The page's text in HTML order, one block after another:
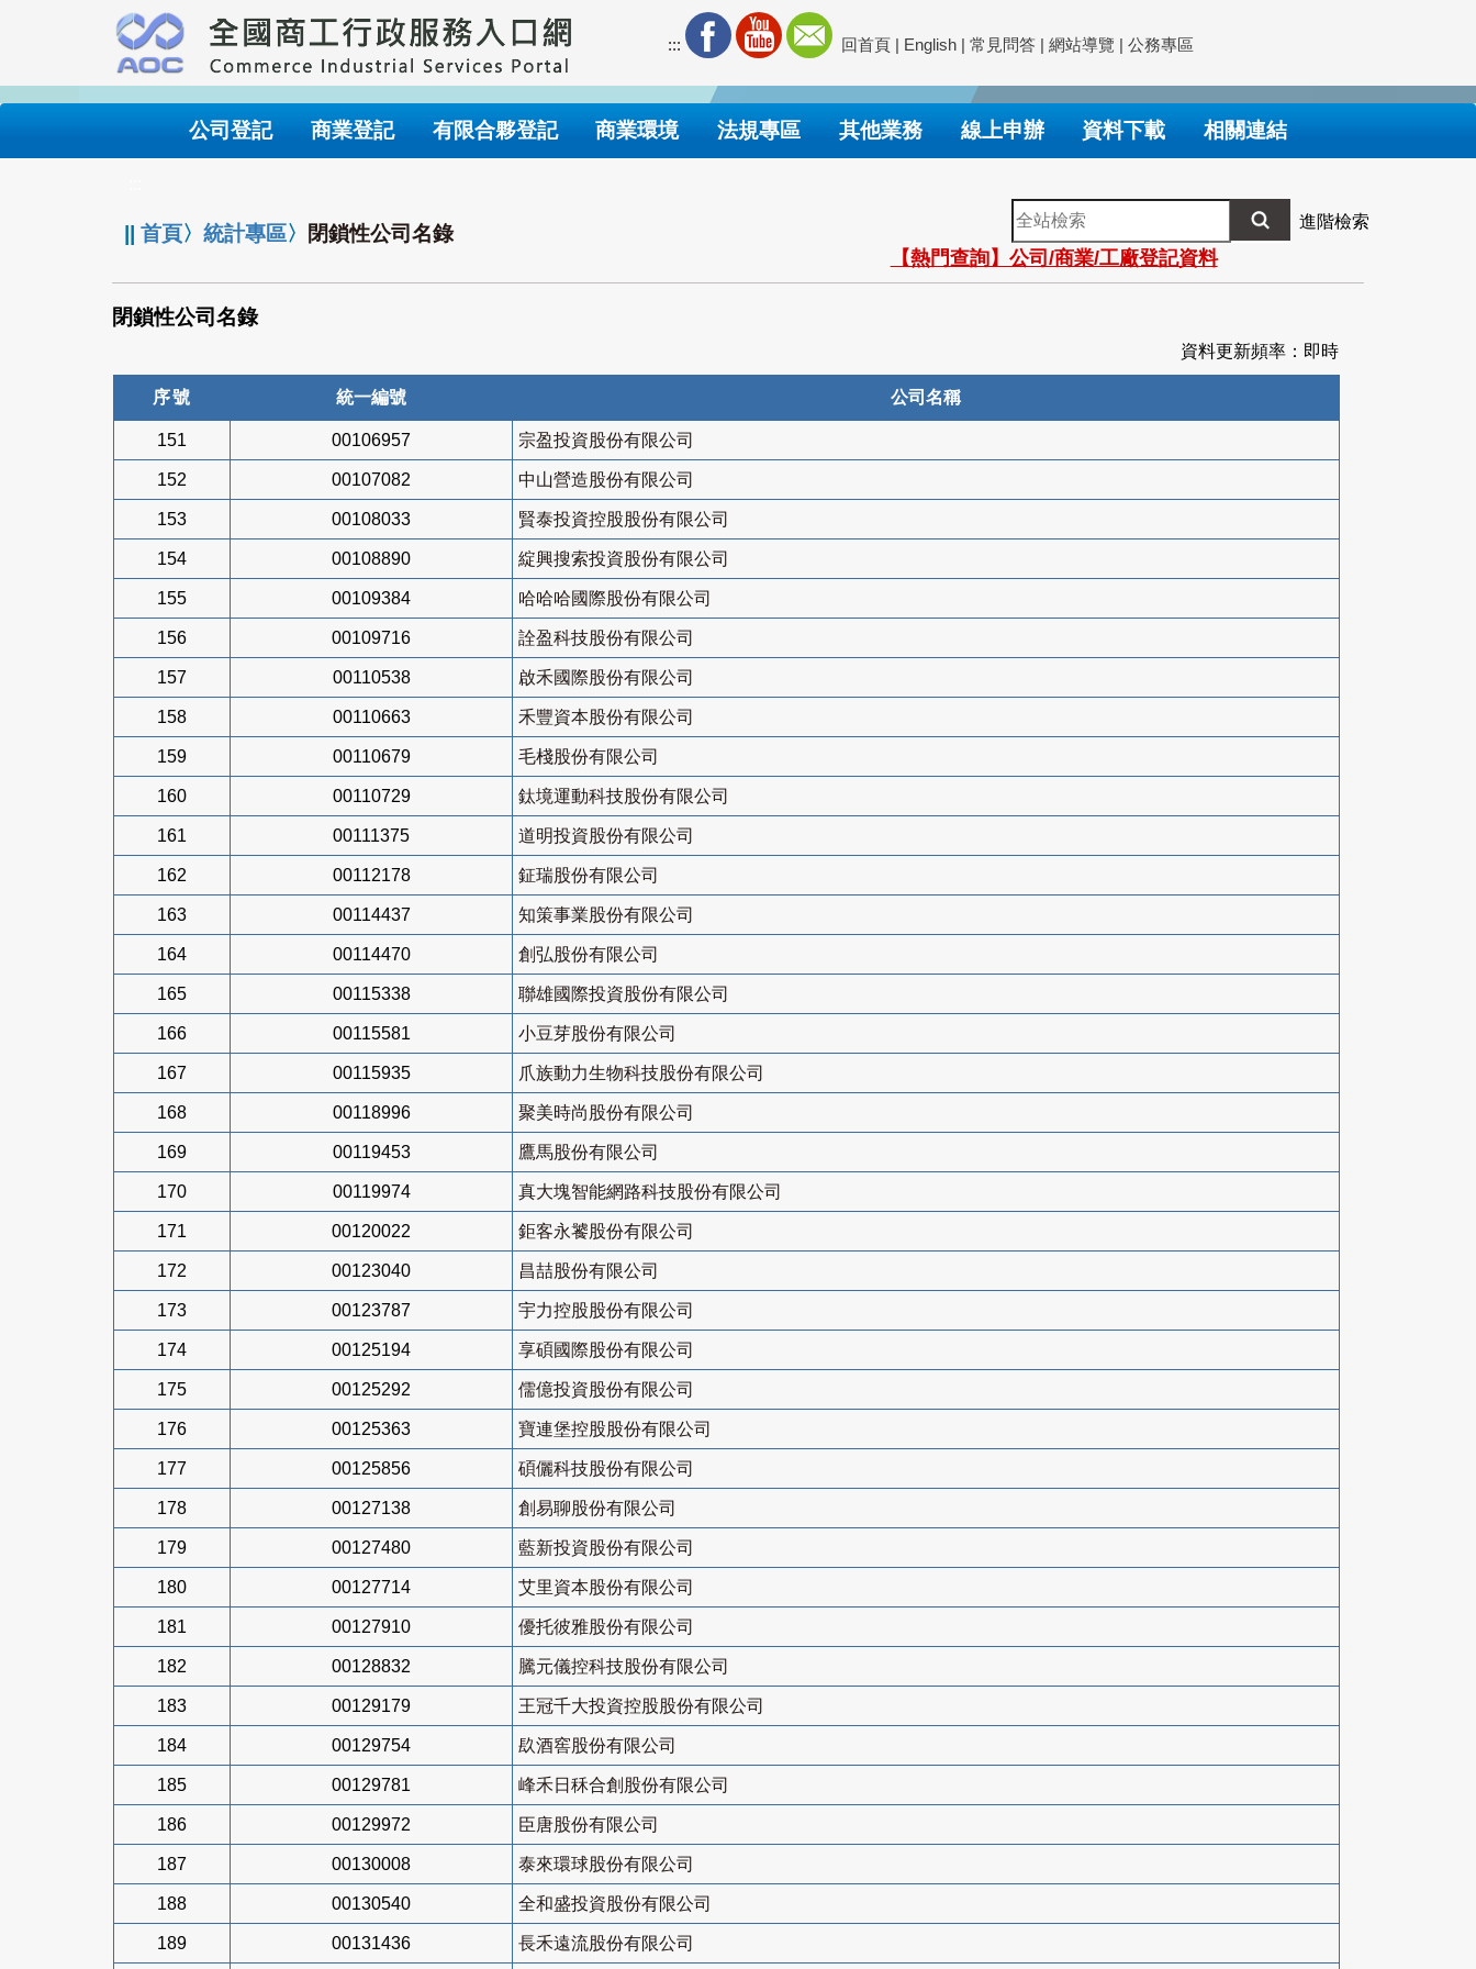
要
內
::: 回首頁 | English | 常見問答 | 網站導覽 | 公務專區
公司登記 商業登記 有限合夥登記 商業環境 法規專區 其他業務 線上申辦 資料下載 相關連結
||首頁〉統計專區〉 閉鎖性公司名錄
全
站
檢
索
進階檢索
【熱門查詢】公司/商業/工廠登記資料
閉鎖性公司名錄
資料更新頻率：即時
序號 統一編號 公司名稱
151 00106957 宗盈投資股份有限公司
152 00107082 中山營造股份有限公司
153 00108033 賢泰投資控股股份有限公司
154 00108890 綻興搜索投資股份有限公司
155 00109384 哈哈哈國際股份有限公司
156 00109716 詮盈科技股份有限公司
157 00110538 啟禾國際股份有限公司
158 00110663 禾豐資本股份有限公司
159 00110679 毛棧股份有限公司
160 00110729 鈦境運動科技股份有限公司
161 00111375 道明投資股份有限公司
162 00112178 鉦瑞股份有限公司
163 00114437 知策事業股份有限公司
164 00114470 創弘股份有限公司
165 00115338 聯雄國際投資股份有限公司
166 00115581 小豆芽股份有限公司
167 00115935 爪族動力生物科技股份有限公司
168 00118996 聚美時尚股份有限公司
169 00119453 鷹馬股份有限公司
170 00119974 真大塊智能網路科技股份有限公司
171 00120022 鉅客永饕股份有限公司
172 00123040 昌喆股份有限公司
173 00123787 宇力控股股份有限公司
174 00125194 享碩國際股份有限公司
175 00125292 儒億投資股份有限公司
176 00125363 寶連堡控股股份有限公司
177 00125856 碩儷科技股份有限公司
178 00127138 創易聊股份有限公司
179 00127480 藍新投資股份有限公司
180 00127714 艾里資本股份有限公司
181 00127910 優托彼雅股份有限公司
182 00128832 騰元儀控科技股份有限公司
183 00129179 王冠千大投資控股股份有限公司
184 00129754 镹酒窖股份有限公司
185 00129781 峰禾日秝合創股份有限公司
186 00129972 臣唐股份有限公司
187 00130008 泰來環球股份有限公司
188 00130540 全和盛投資股份有限公司
189 00131436 長禾遠流股份有限公司